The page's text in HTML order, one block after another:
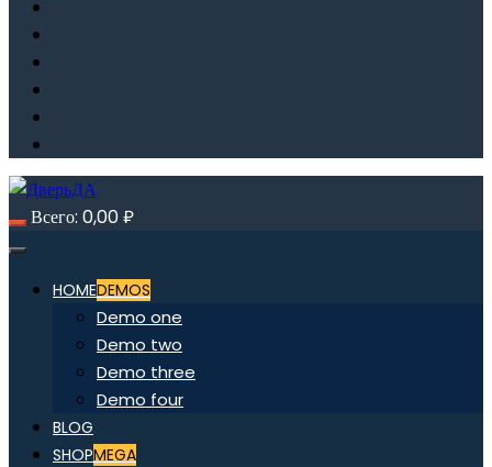
Всего: 0,00₽
HOMEDEMOS
Demo one
Demo two
Demo three
Demo four
BLOG
SHOPMEGA